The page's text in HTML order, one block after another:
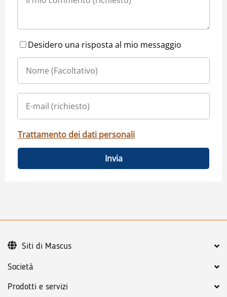
Desidero una risposta al mio messaggio
Trattamento dei dati personali
Invia
Società
Prodotti e servizi
Siti di Mascus